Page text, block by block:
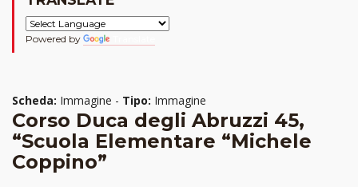
Powered by
Scheda: Immagine - Tipo: Immagine
Corso Duca degli Abruzzi 45,
“Scuola Elementare “Michele
Coppino”